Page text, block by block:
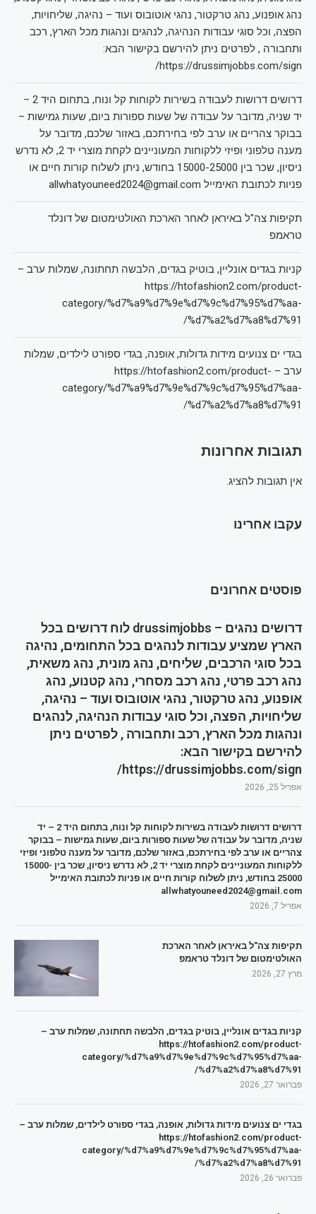
נהג אופנוע, נהג טרקטור, נהגי אוטובוס ועוד – נהיגה, שליחויות,
הפצה, וכל סוגי עבודות הנהיגה, לנהגים ונהגות מכל הארץ, רכב
ותחבורה , לפרטים ניתן להירשם בקישור הבא:
https://drussimjobbs.com/sign/
דרושים דרושות לעבודה בשירות לקוחות קל ונוח, בתחום היד 2 –
יד שניה, מדובר על עבודה של שעות ספורות ביום, שעות גמישות –
בבוקר צהריים או ערב לפי בחירתכם, באזור שלכם, מדובר על
מענה טלפוני ופיזי ללקוחות המעוניינים לקחת מוצרי יד 2, לא נדרש
ניסיון, שכר בין 15000-25000 בחודש, ניתן לשלוח קורות חיים או
פניות לכתובת האימייל allwhatyouneed2024@gmail.com
תקיפות צה"ל באיראן לאחר הארכת האולטימטום של דונלד
טראמפ
קניות בגדים אונליין, בוטיק בגדים, הלבשה תחתונה, שמלות ערב –
https://htofashion2.com/product-
category/%d7%a9%d7%9e%d7%9c%d7%95%d7%aa-
%d7%a2%d7%a8%d7%91/
בגדי ים צנועים מידות גדולות, אופנה, בגדי ספורט לילדים, שמלות
ערב – https://htofashion2.com/product-
category/%d7%a9%d7%9e%d7%9c%d7%95%d7%aa-
%d7%a2%d7%a8%d7%91/
תגובות אחרונות
אין תגובות להציג.
עקבו אחרינו
פוסטים אחרונים
דרושים נהגים – drussimjobbs לוח דרושים בכל
הארץ שמציע עבודות לנהגים בכל התחומים, נהיגה
בכל סוגי הרכבים, שליחים, נהג מונית, נהג משאית,
נהג רכב פרטי, נהג רכב מסחרי, נהג קטנוע, נהג
אופנוע, נהג טרקטור, נהגי אוטובוס ועוד – נהיגה,
שליחויות, הפצה, וכל סוגי עבודות הנהיגה, לנהגים
ונהגות מכל הארץ, רכב ותחבורה , לפרטים ניתן
להירשם בקישור הבא:
https://drussimjobbs.com/sign/
אפריל 25, 2026
דרושים דרושות לעבודה בשירות לקוחות קל ונוח, בתחום היד 2 – יד
שניה, מדובר על עבודה של שעות ספורות ביום, שעות גמישות – בבוקר
צהריים או ערב לפי בחירתכם, באזור שלכם, מדובר על מענה טלפוני ופיזי
ללקוחות המעוניינים לקחת מוצרי יד 2, לא נדרש ניסיון, שכר בין 15000-
25000 בחודש, ניתן לשלוח קורות חיים או פניות לכתובת האימייל
allwhatyouneed2024@gmail.com
אפריל 7, 2026
תקיפות צה"ל באיראן לאחר הארכת
האולטימטום של דונלד טראמפ
מרץ 27, 2026
קניות בגדים אונליין, בוטיק בגדים, הלבשה תחתונה, שמלות ערב –
https://htofashion2.com/product-
category/%d7%a9%d7%9e%d7%9c%d7%95%d7%aa-
%d7%a2%d7%a8%d7%91/
פברואר 27, 2026
בגדי ים צנועים מידות גדולות, אופנה, בגדי ספורט לילדים, שמלות ערב –
https://htofashion2.com/product-
category/%d7%a9%d7%9e%d7%9c%d7%95%d7%aa-
%d7%a2%d7%a8%d7%91/
פברואר 26, 2026